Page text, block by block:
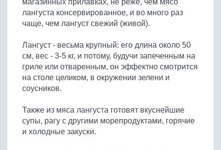
Бобовые
Яйца
магазинных прилавках, не реже, чем мясо
лангуста консервированное, и во много раз
чаще, чем лангуст свежий (живой).
Лангуст - весьма крупный: его длина около 50
см, вес - 3-5 кг, и потому, будучи запеченным на
гриле или отваренным, он эффектно смотрится
на столе целиком, в окружении зелени и
соусников.
Также из мяса лангуста готовят вкуснейшие
супы, рагу с другими морепродуктами, горячие
и холодные закуски.